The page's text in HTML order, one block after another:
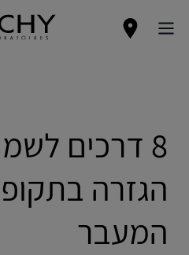
8 דרכים
הגזרה
המעבר